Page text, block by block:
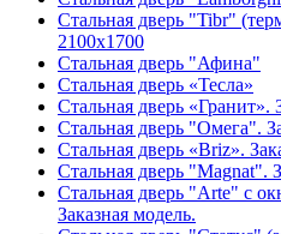
Стальная дверь "Tibr"
2100х1700
Стальная дверь "Афина"
Стальная дверь «Тесла»
Стальная дверь «Гранит».
Стальная дверь "Омега".
Стальная дверь «Briz».
Стальная дверь "Magnat".
Стальная дверь "Arte" с
Заказная модель.